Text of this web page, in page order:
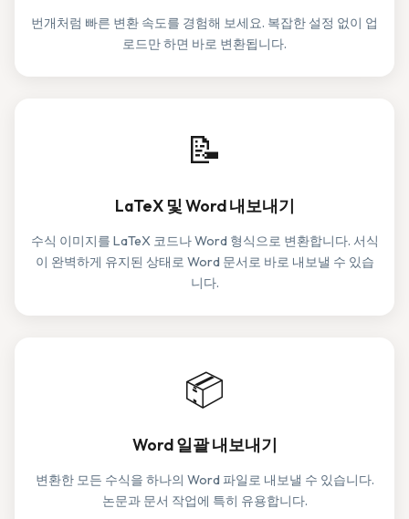
번개처럼 빠른 변환 속도를 경험해 보세요. 복잡한 설정 없이 업
로드만 하면 바로 변환됩니다.
📝
LaTeX 및 Word 내보내기
수식 이미지를 LaTeX 코드나 Word 형식으로 변환합니다. 서식
이 완벽하게 유지된 상태로 Word 문서로 바로 내보낼 수 있습
니다.
📦
Word 일괄 내보내기
변환한 모든 수식을 하나의 Word 파일로 내보낼 수 있습니다.
논문과 문서 작업에 특히 유용합니다.